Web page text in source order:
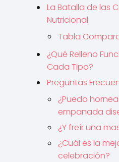
La Batalla de las
Nutricional
Tabla
¿Qué Relleno
Cada Tipo?
Preguntas
¿Puedo
empanada
¿Y freír una
¿Cuál es la
celebración?